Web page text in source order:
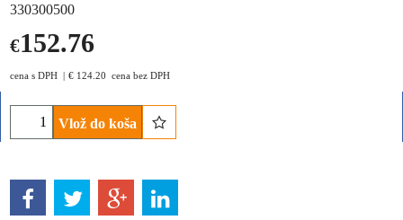
330300500
€152.76
cena s DPH € 124.20 cena bez DPH
Vlož do koša